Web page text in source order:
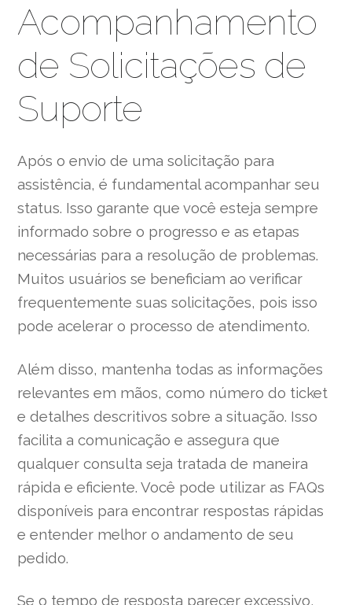
Acompanhamento
de Solicitações de
Suporte
Após o envio de uma solicitação para
assistência, é fundamental acompanhar seu
status. Isso garante que você esteja sempre
informado sobre o progresso e as etapas
necessárias para a resolução de problemas.
Muitos usuários se beneficiam ao verificar
frequentemente suas solicitações, pois isso
pode acelerar o processo de atendimento.
Além disso, mantenha todas as informações
relevantes em mãos, como número do ticket
e detalhes descritivos sobre a situação. Isso
facilita a comunicação e assegura que
qualquer consulta seja tratada de maneira
rápida e eficiente. Você pode utilizar as FAQs
disponíveis para encontrar respostas rápidas
e entender melhor o andamento de seu
pedido.
Se o tempo de resposta parecer excessivo,